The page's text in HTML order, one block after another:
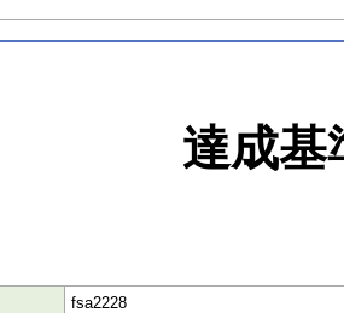
達成基
fsa2228